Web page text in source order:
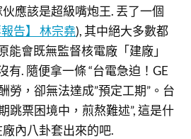
應該是超級嘴炮王. 丟了一個
報告】 林宗堯), 其中絕大多數都
能會既無監督核電廠「建廠」
有. 隨便拿一條 “台電急迫！GE
勞，卻無法達成”預定工期”。台
跳票困境中，煎熬難述”, 這是什
內八卦套出來的吧.